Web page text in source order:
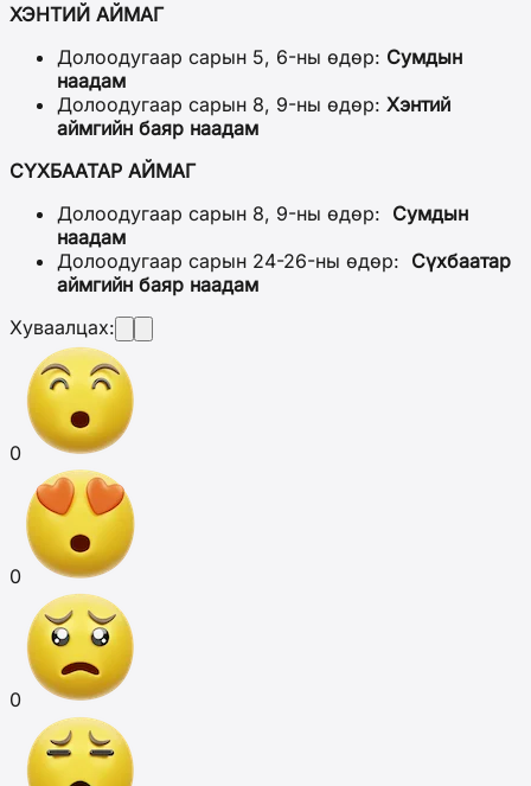
ХЭНТИЙ АЙМАГ
Долоодугаар сарын 5, 6-ны өдөр: Сумдын
наадам
Долоодугаар сарын 8, 9-ны өдөр: Хэнтий
аймгийн баяр наадам
СҮХБААТАР АЙМАГ
Долоодугаар сарын 8, 9-ны өдөр: Сумдын
наадам
Долоодугаар сарын 24-26-ны өдөр: Сүхбаатар
аймгийн баяр наадам
Хуваалцах:
0
0
0